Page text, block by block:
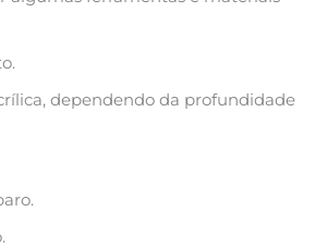
dependendo da profundidade